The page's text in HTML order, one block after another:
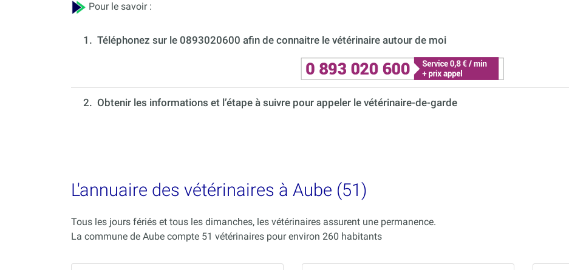
Pour le savoir :
1. Téléphonez sur le 0893020600 afin de connaitre le vétérinaire autour de moi
2. Obtenir les informations et l’étape à suivre pour appeler le vétérinaire-de-garde
L'annuaire des vétérinaires à Aube (51)
Tous les jours fériés et tous les dimanches, les vétérinaires assurent une permanence.
La commune de Aube compte 51 vétérinaires pour environ 260 habitants